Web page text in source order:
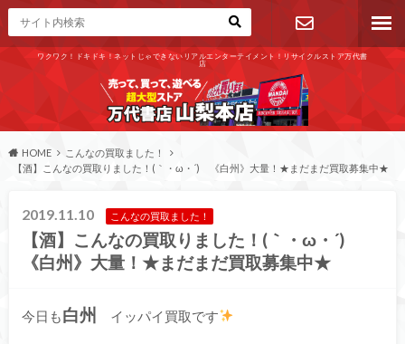
ワクワク！ドキドキ！ネットじゃできないリアルエンターテイメント！リサイクルストア万代書
店
お問い合わ
せ
HOME
こんなの買取ました！
【酒】こんなの買取りました！(｀・ω・´)ゞ《白州》大量！★まだまだ買取募集中★
2019.11.10 こんなの買取ました！
【酒】こんなの買取りました！(｀・ω・´)ゞ
《白州》大量！★まだまだ買取募集中★
今日も白州 イッパイ買取です